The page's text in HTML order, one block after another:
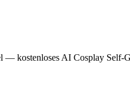
— kostenloses AI Cosplay Self-